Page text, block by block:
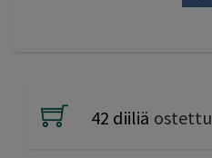
42 diiliä ostettu